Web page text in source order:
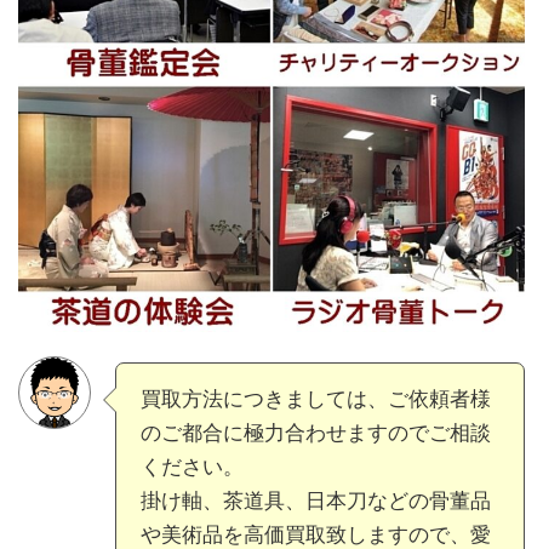
買取方法につきましては、ご依頼者様
のご都合に極力合わせますのでご相談
ください。
掛け軸、茶道具、日本刀などの骨董品
や美術品を高価買取致しますので、愛